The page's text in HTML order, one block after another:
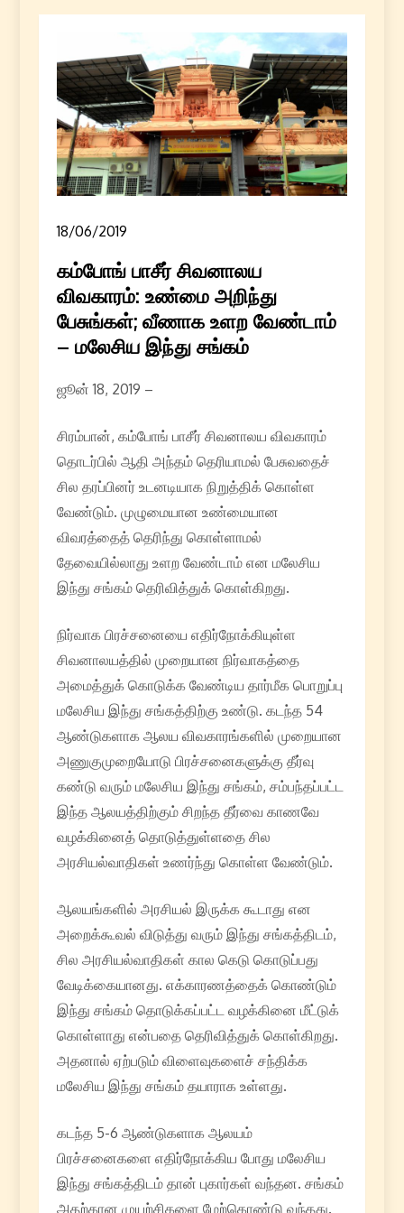
18/06/2019
கம்போங் பாசீர் சிவனாலய
விவகாரம்: உண்மை அறிந்து
பேசுங்கள்; வீணாக உளற வேண்டாம்
– மலேசிய இந்து சங்கம்
ஜூன் 18, 2019 –
சிரம்பான், கம்போங் பாசீர் சிவனாலய விவகாரம்
தொடர்பில் ஆதி அந்தம் தெரியாமல் பேசுவதைச்
சில தரப்பினர் உடனடியாக நிறுத்திக் கொள்ள
வேண்டும். முழுமையான உண்மையான
விவரத்தைத் தெரிந்து கொள்ளாமல்
தேவையில்லாது உளற வேண்டாம் என மலேசிய
இந்து சங்கம் தெரிவித்துக் கொள்கிறது.
நிர்வாக பிரச்சனையை எதிர்நோக்கியுள்ள
சிவனாலயத்தில் முறையான நிர்வாகத்தை
அமைத்துக் கொடுக்க வேண்டிய தார்மீக பொறுப்பு
மலேசிய இந்து சங்கத்திற்கு உண்டு. கடந்த 54
ஆண்டுகளாக ஆலய விவகாரங்களில் முறையான
அணுகுமுறையோடு பிரச்சனைகளுக்கு தீர்வு
கண்டு வரும் மலேசிய இந்து சங்கம், சம்பந்தப்பட்ட
இந்த ஆலயத்திற்கும் சிறந்த தீர்வை காணவே
வழக்கினைத் தொடுத்துள்ளதை சில
அரசியல்வாதிகள் உணர்ந்து கொள்ள வேண்டும்.
ஆலயங்களில் அரசியல் இருக்க கூடாது என
அறைக்கூவல் விடுத்து வரும் இந்து சங்கத்திடம்,
சில அரசியல்வாதிகள் கால கெடு கொடுப்பது
வேடிக்கையானது. எக்காரணத்தைக் கொண்டும்
இந்து சங்கம் தொடுக்கப்பட்ட வழக்கினை மீட்டுக்
கொள்ளாது என்பதை தெரிவித்துக் கொள்கிறது.
அதனால் ஏற்படும் விளைவுகளைச் சந்திக்க
மலேசிய இந்து சங்கம் தயாராக உள்ளது.
கடந்த 5-6 ஆண்டுகளாக ஆலயம்
பிரச்சனைகளை எதிர்நோக்கிய போது மலேசிய
இந்து சங்கத்திடம் தான் புகார்கள் வந்தன. சங்கம்
அதற்கான முயற்சிகளை மேற்கொண்டு வந்தது.